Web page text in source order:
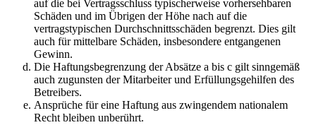
auf die bei Vertragsschluss typischerweise vorhersehbaren
Schäden und im Übrigen der Höhe nach auf die
vertragstypischen Durchschnittsschäden begrenzt. Dies gilt
auch für mittelbare Schäden, insbesondere entgangenen
Gewinn.
Die Haftungsbegrenzung der Absätze a bis c gilt sinngemäß
auch zugunsten der Mitarbeiter und Erfüllungsgehilfen des
Betreibers.
Ansprüche für eine Haftung aus zwingendem nationalem
Recht bleiben unberührt.